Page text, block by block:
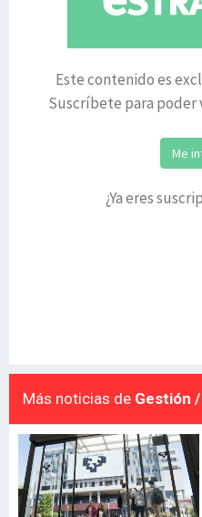
Este contenido es
Suscríbete para poder
Me
¿Ya eres
Más noticias de Gestión